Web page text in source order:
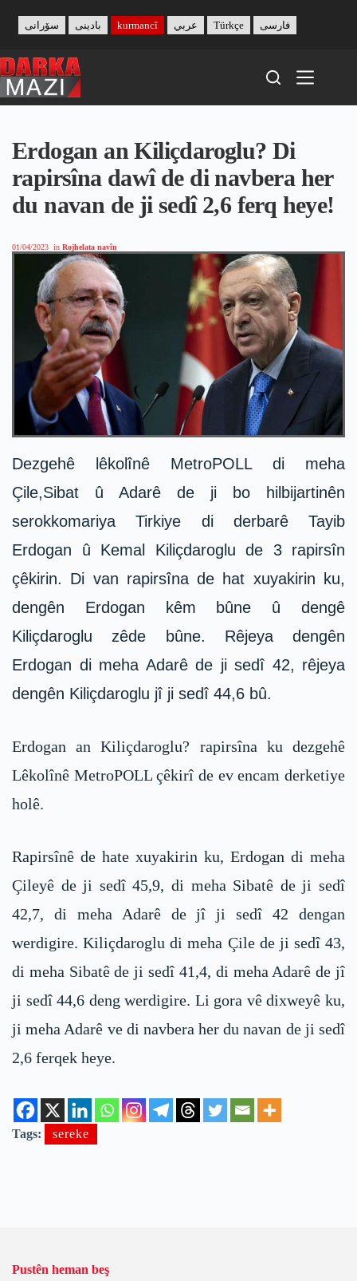
content
بادینی سۆرانی kurmancî عربي Türkçe فارسی
Erdogan an Kiliçdaroglu? Di
rapirsîna dawî de di navbera her
du navan de ji sedî 2,6 ferq heye!
01/04/2023 in Rojhelata navîn
Dezgehê lêkolînê MetroPOLL di meha
Çile,Sibat û Adarê de ji bo hilbijartinên
serokkomariya Tirkiye di derbarê Tayib
Erdogan û Kemal Kiliçdaroglu de 3 rapirsîn
çêkirin. Di van rapirsîna de hat xuyakirin ku,
dengên Erdogan kêm bûne û dengê
Kiliçdaroglu zêde bûne. Rêjeya dengên
Erdogan di meha Adarê de ji sedî 42, rêjeya
dengên Kiliçdaroglu jî ji sedî 44,6 bû.
Erdogan an Kiliçdaroglu? rapirsîna ku dezgehê
Lêkolînê MetroPOLL çêkirî de ev encam derketiye
holê.
Rapirsînê de hate xuyakirin ku, Erdogan di meha
Çileyê de ji sedî 45,9, di meha Sibatê de ji sedî
42,7, di meha Adarê de jî ji sedî 42 dengan
werdigire. Kiliçdaroglu di meha Çile de ji sedî 43,
di meha Sibatê de ji sedî 41,4, di meha Adarê de jî
ji sedî 44,6 deng werdigire. Li gora vê dixweyê ku,
ji meha Adarê ve di navbera her du navan de ji sedî
2,6 ferqek heye.
Tags: sereke
Pustên heman beş